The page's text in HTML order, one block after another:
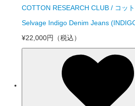
COTTON RESEARCH CLUB / コッ
Selvage Indigo Denim Jeans
¥22,000円
（税込）